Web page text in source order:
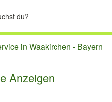
in Waakirchen - Bayern
Anzeigen